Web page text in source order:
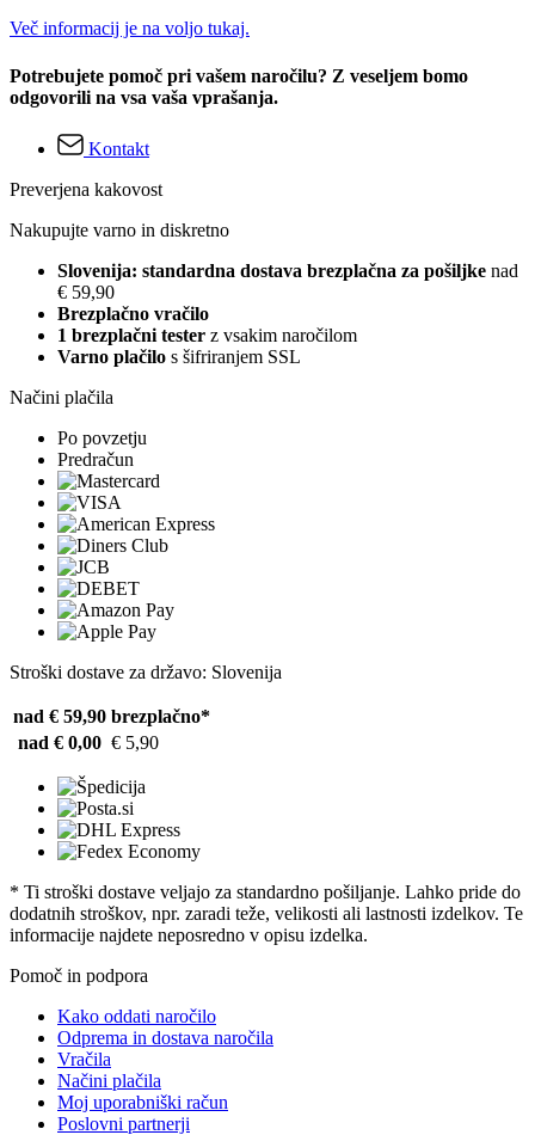
Več informacij je na voljo tukaj.
Potrebujete pomoč pri vašem naročilu? Z veseljem bomo
odgovorili na vsa vaša vprašanja.
Kontakt
Preverjena kakovost
Nakupujte varno in diskretno
Slovenija: standardna dostava brezplačna za pošiljke nad
€ 59,90
Brezplačno vračilo
1 brezplačni tester z vsakim naročilom
Varno plačilo s šifriranjem SSL
Načini plačila
Po povzetju
Predračun
Stroški dostave za državo: Slovenija
nad € 59,90 brezplačno*
nad € 0,00 € 5,90
* Ti stroški dostave veljajo za standardno pošiljanje. Lahko pride do
dodatnih stroškov, npr. zaradi teže, velikosti ali lastnosti izdelkov. Te
informacije najdete neposredno v opisu izdelka.
Pomoč in podpora
Kako oddati naročilo
Odprema in dostava naročila
Vračila
Načini plačila
Moj uporabniški račun
Poslovni partnerji